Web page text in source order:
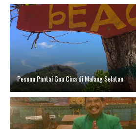
Pesona Pantai Goa Cina di Malang Selatan